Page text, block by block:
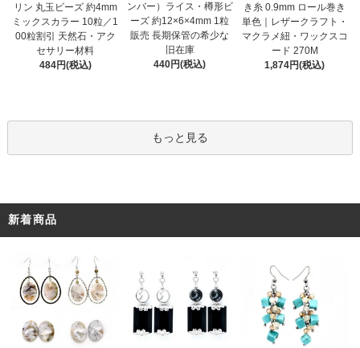
リン 丸玉ビーズ 約4mm
ミックスカラー 10粒／1
00粒割引 天然石・アク
セサリー材料
484円(税込)
ンバー）ライス・樽形ビ
ーズ 約12×6×4mm 1粒
販売 長期保管の希少な
旧在庫
440円(税込)
き糸 0.9mm ロール巻き
単色｜レザークラフト・
マクラメ紐・ワックスコ
ード 270M
1,874円(税込)
もっと見る
新着商品